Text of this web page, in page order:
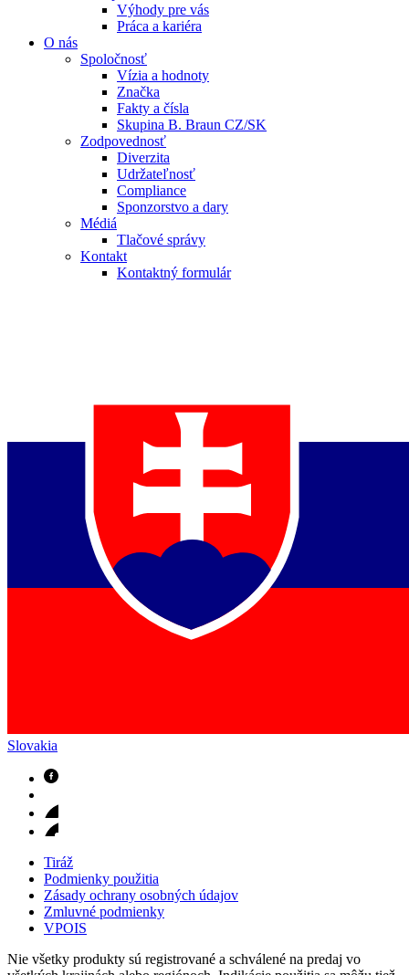
Výhody pre vás
Práca a kariéra
O nás
Spoločnosť
Vízia a hodnoty
Značka
Fakty a čísla
Skupina B. Braun CZ/SK
Zodpovednosť
Diverzita
Udržateľnosť
Compliance
Sponzorstvo a dary
Médiá
Tlačové správy
Kontakt
Kontaktný formulár
Slovakia
Tiráž
Podmienky použitia
Zásady ochrany osobných údajov
Zmluvné podmienky
VPOIS
Nie všetky produkty sú registrované a schválené na predaj vo